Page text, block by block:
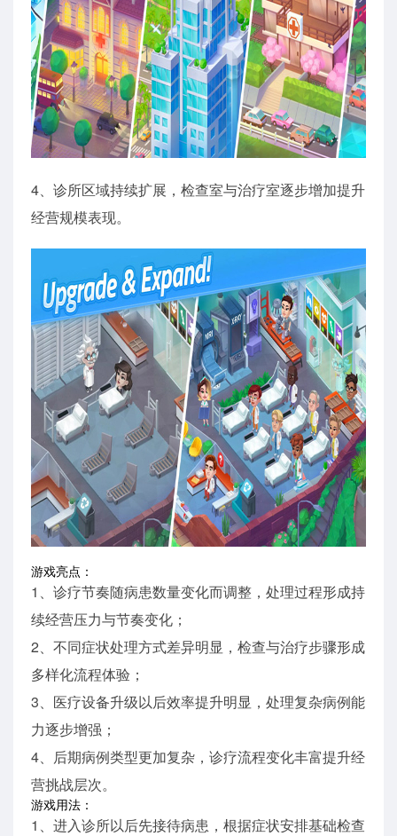
4、诊所区域持续扩展，检查室与治疗室逐步增加提升
经营规模表现。
游戏亮点：
1、诊疗节奏随病患数量变化而调整，处理过程形成持
续经营压力与节奏变化；
2、不同症状处理方式差异明显，检查与治疗步骤形成
多样化流程体验；
3、医疗设备升级以后效率提升明显，处理复杂病例能
力逐步增强；
4、后期病例类型更加复杂，诊疗流程变化丰富提升经
营挑战层次。
游戏用法：
1、进入诊所以后先接待病患，根据症状安排基础检查